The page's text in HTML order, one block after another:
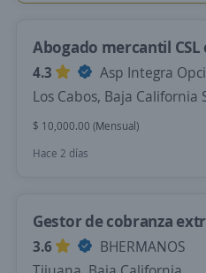
Abogado mercantil CSL
4.3
Asp Integra
Los Cabos, Baja California
$ 10,000.00 (Mensual)
Hace 2 días
Gestor de cobranza
3.6
BHERMANOS